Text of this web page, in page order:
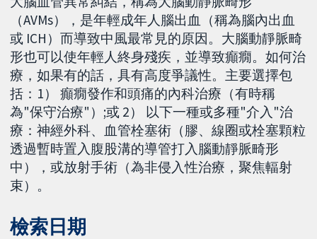
（AVMs），是年輕成年人腦出血（稱為腦內出血
或 ICH）而導致中風最常見的原因。大腦動靜脈畸
形也可以使年輕人終身殘疾，並導致癲癇。如何治
療，如果有的話，具有高度爭議性。主要選擇包
括：1） 癲癇發作和頭痛的內科治療（有時稱
為"保守治療"）;或 2） 以下一種或多種"介入"治
療：神經外科、血管栓塞術（膠、線圈或栓塞顆粒
透過暫時置入腹股溝的導管打入腦動靜脈畸形
中），或放射手術（為非侵入性治療，聚焦輻射
束）。
檢索日期